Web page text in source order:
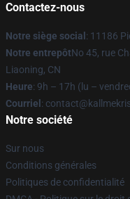
Contactez-nous
Notre siège social : 11186
Notre entrepôtNo 45, rue
Liaoning, CN
Heure: 9h – 17h (lu –
Courriel :
Notre société
Sur nous
Conditions générales
Politiques de confidentialité